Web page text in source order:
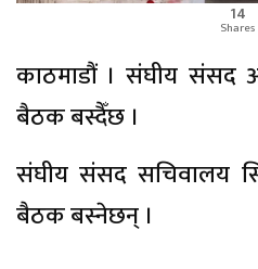
14
Shares
काठमाडौं । संघीय संसद
बैठक बस्दैँछ ।
संघीय संसद सचिवालय
बैठक बस्नेछन् ।